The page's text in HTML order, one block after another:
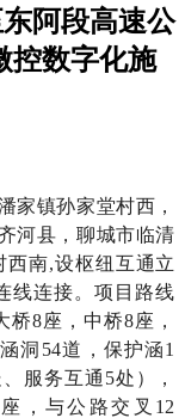
阿段高速公
控数字化施
家镇孙家堂村西，
河县，聊城市临清
南,设枢纽互通立
线连接。项目路线
8座，中桥8座，
洞54道，保护涵1
服务互通5处），
，与公路交叉12